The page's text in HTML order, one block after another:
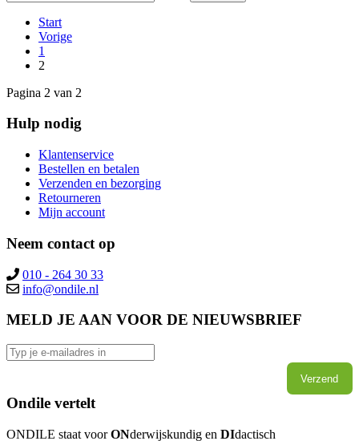
Start
Vorige
1
2
Pagina 2 van 2
Hulp nodig
Klantenservice
Bestellen en betalen
Verzenden en bezorging
Retourneren
Mijn account
Neem contact op
010 - 264 30 33
MELD JE AAN VOOR DE NIEUWSBRIEF
Verzend
Ondile vertelt
ONDILE staat voorONderwijskundig en DIdactisch